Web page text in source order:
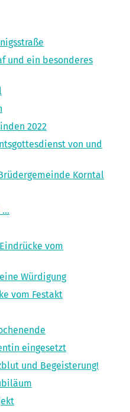
und ein besonderes
2022
von und
Korntal
vom
Würdigung
vom Festakt
eingesetzt
und Begeisterung!